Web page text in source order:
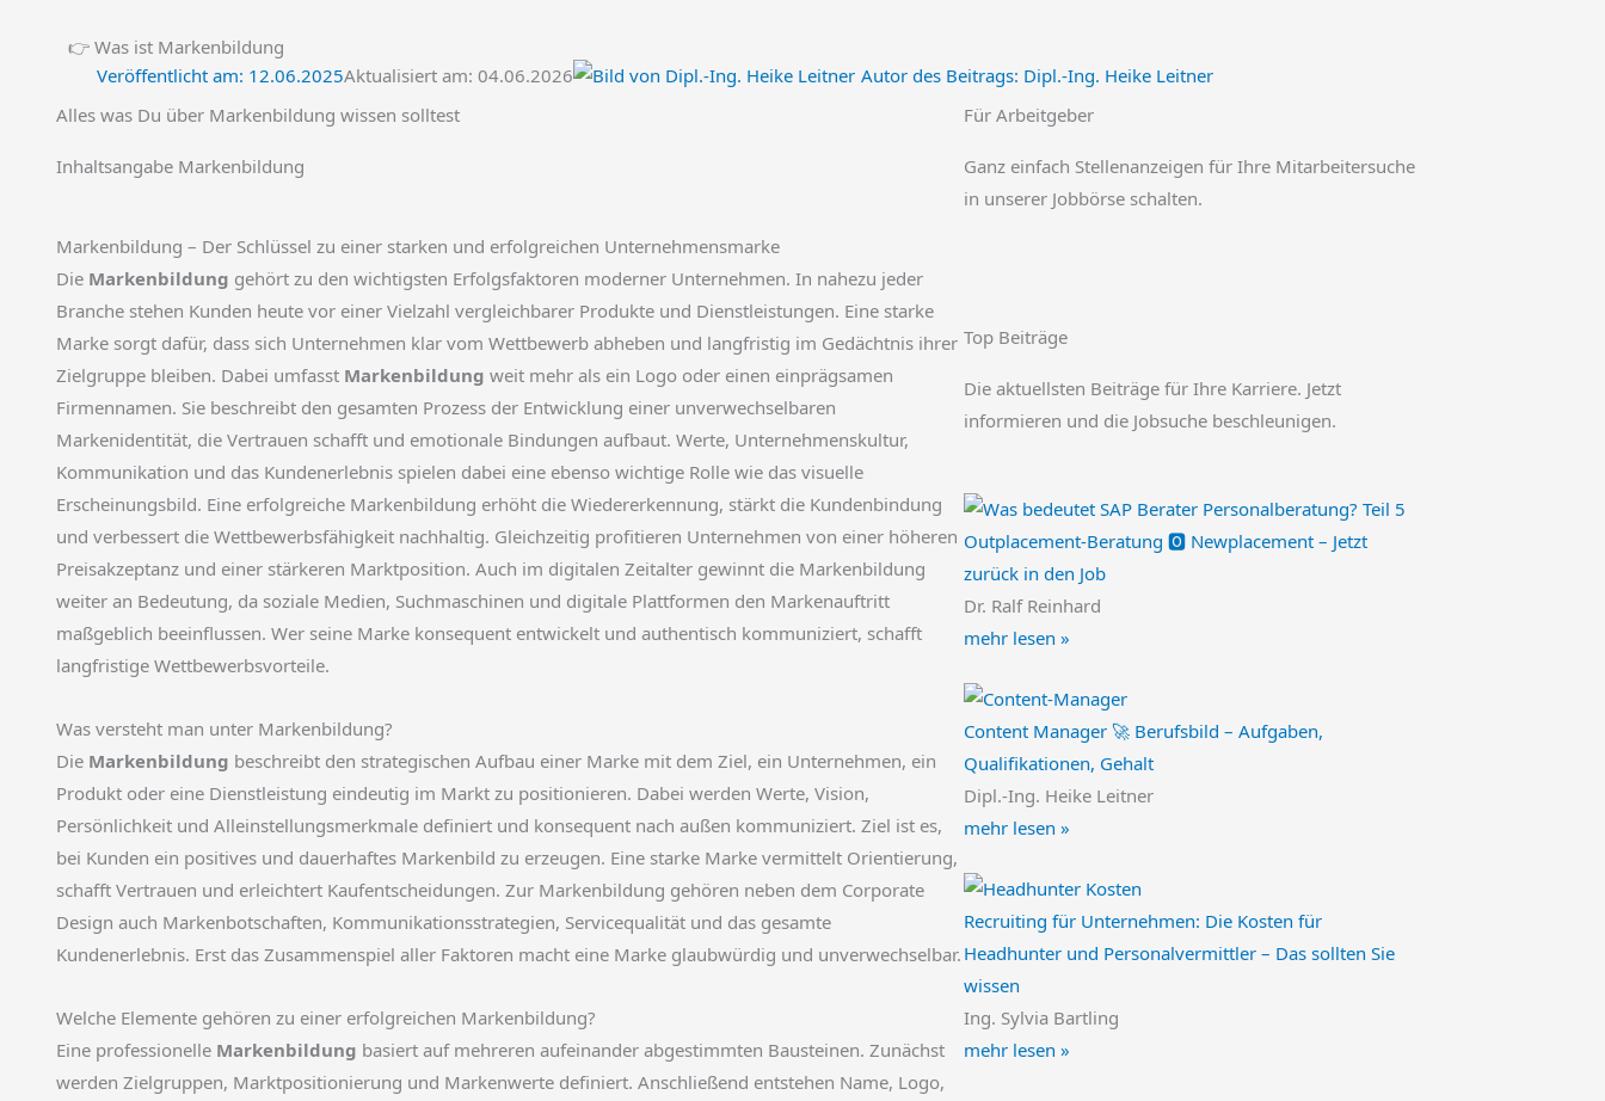
👉 Was ist Markenbildung
Veröffentlicht am: 12.06.2025Aktualisiert am: 04.06.2026 Autor des Beitrags: Dipl.-Ing. Heike Leitner
Alles was Du über Markenbildung wissen solltest
Inhaltsangabe Markenbildung
Markenbildung – Der Schlüssel zu einer starken und erfolgreichen Unternehmensmarke
Die Markenbildung gehört zu den wichtigsten Erfolgsfaktoren moderner Unternehmen. In nahezu jeder
Branche stehen Kunden heute vor einer Vielzahl vergleichbarer Produkte und Dienstleistungen. Eine starke
Marke sorgt dafür, dass sich Unternehmen klar vom Wettbewerb abheben und langfristig im Gedächtnis ihrer
Zielgruppe bleiben. Dabei umfasst Markenbildung weit mehr als ein Logo oder einen einprägsamen
Firmennamen. Sie beschreibt den gesamten Prozess der Entwicklung einer unverwechselbaren
Markenidentität, die Vertrauen schafft und emotionale Bindungen aufbaut. Werte, Unternehmenskultur,
Kommunikation und das Kundenerlebnis spielen dabei eine ebenso wichtige Rolle wie das visuelle
Erscheinungsbild. Eine erfolgreiche Markenbildung erhöht die Wiedererkennung, stärkt die Kundenbindung
und verbessert die Wettbewerbsfähigkeit nachhaltig. Gleichzeitig profitieren Unternehmen von einer höheren
Preisakzeptanz und einer stärkeren Marktposition. Auch im digitalen Zeitalter gewinnt die Markenbildung
weiter an Bedeutung, da soziale Medien, Suchmaschinen und digitale Plattformen den Markenauftritt
maßgeblich beeinflussen. Wer seine Marke konsequent entwickelt und authentisch kommuniziert, schafft
langfristige Wettbewerbsvorteile.
Was versteht man unter Markenbildung?
Die Markenbildung beschreibt den strategischen Aufbau einer Marke mit dem Ziel, ein Unternehmen, ein
Produkt oder eine Dienstleistung eindeutig im Markt zu positionieren. Dabei werden Werte, Vision,
Persönlichkeit und Alleinstellungsmerkmale definiert und konsequent nach außen kommuniziert. Ziel ist es,
bei Kunden ein positives und dauerhaftes Markenbild zu erzeugen. Eine starke Marke vermittelt Orientierung,
schafft Vertrauen und erleichtert Kaufentscheidungen. Zur Markenbildung gehören neben dem Corporate
Design auch Markenbotschaften, Kommunikationsstrategien, Servicequalität und das gesamte
Kundenerlebnis. Erst das Zusammenspiel aller Faktoren macht eine Marke glaubwürdig und unverwechselbar.
Welche Elemente gehören zu einer erfolgreichen Markenbildung?
Eine professionelle Markenbildung basiert auf mehreren aufeinander abgestimmten Bausteinen. Zunächst
werden Zielgruppen, Marktpositionierung und Markenwerte definiert. Anschließend entstehen Name, Logo,
Für Arbeitgeber
Ganz einfach Stellenanzeigen für Ihre Mitarbeitersuche
in unserer Jobbörse schalten.
Top Beiträge
Die aktuellsten Beiträge für Ihre Karriere. Jetzt
informieren und die Jobsuche beschleunigen.
Outplacement-Beratung 🅾️ Newplacement – Jetzt
zurück in den Job
Dr. Ralf Reinhard
mehr lesen »
Content Manager 🚀 Berufsbild – Aufgaben,
Qualifikationen, Gehalt
Dipl.-Ing. Heike Leitner
mehr lesen »
Recruiting für Unternehmen: Die Kosten für
Headhunter und Personalvermittler – Das sollten Sie
wissen
Ing. Sylvia Bartling
mehr lesen »